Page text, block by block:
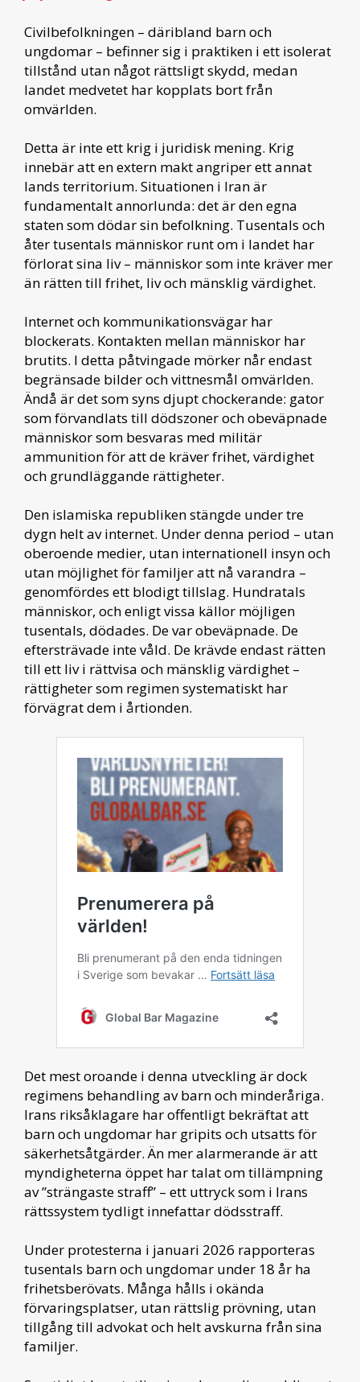
Civilbefolkningen – däribland barn och
ungdomar – befinner sig i praktiken i ett isolerat
tillstånd utan något rättsligt skydd, medan
landet medvetet har kopplats bort från
omvärlden.
Detta är inte ett krig i juridisk mening. Krig
innebär att en extern makt angriper ett annat
lands territorium. Situationen i Iran är
fundamentalt annorlunda: det är den egna
staten som dödar sin befolkning. Tusentals och
åter tusentals människor runt om i landet har
förlorat sina liv – människor som inte kräver mer
än rätten till frihet, liv och mänsklig värdighet.
Internet och kommunikationsvägar har
blockerats. Kontakten mellan människor har
brutits. I detta påtvingade mörker når endast
begränsade bilder och vittnesmål omvärlden.
Ändå är det som syns djupt chockerande: gator
som förvandlats till dödszoner och obeväpnade
människor som besvaras med militär
ammunition för att de kräver frihet, värdighet
och grundläggande rättigheter.
Den islamiska republiken stängde under tre
dygn helt av internet. Under denna period – utan
oberoende medier, utan internationell insyn och
utan möjlighet för familjer att nå varandra –
genomfördes ett blodigt tillslag. Hundratals
människor, och enligt vissa källor möjligen
tusentals, dödades. De var obeväpnade. De
eftersträvade inte våld. De krävde endast rätten
till ett liv i rättvisa och mänsklig värdighet –
rättigheter som regimen systematiskt har
förvägrat dem i årtionden.
Det mest oroande i denna utveckling är dock
regimens behandling av barn och minderåriga.
Irans riksåklagare har offentligt bekräftat att
barn och ungdomar har gripits och utsatts för
säkerhetsåtgärder. Än mer alarmerande är att
myndigheterna öppet har talat om tillämpning
av ”strängaste straff” – ett uttryck som i Irans
rättssystem tydligt innefattar dödsstraff.
Under protesterna i januari 2026 rapporteras
tusentals barn och ungdomar under 18 år ha
frihetsberövats. Många hålls i okända
förvaringsplatser, utan rättslig prövning, utan
tillgång till advokat och helt avskurna från sina
familjer.